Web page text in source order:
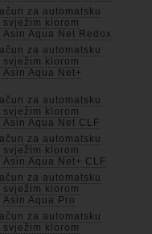
za automatsku
svježim klorom
Asin Aqua Net Redox
za automatsku
svježim klorom
Asin Aqua Net+
za automatsku
svježim klorom
Asin Aqua Net CLF
za automatsku
svježim klorom
Asin Aqua Net+ CLF
za automatsku
svježim klorom
Asin Aqua Pro
za automatsku
svježim klorom